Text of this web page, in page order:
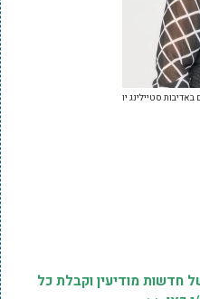
סטיילינג יו
חדשות מודיעין וקבלת כל